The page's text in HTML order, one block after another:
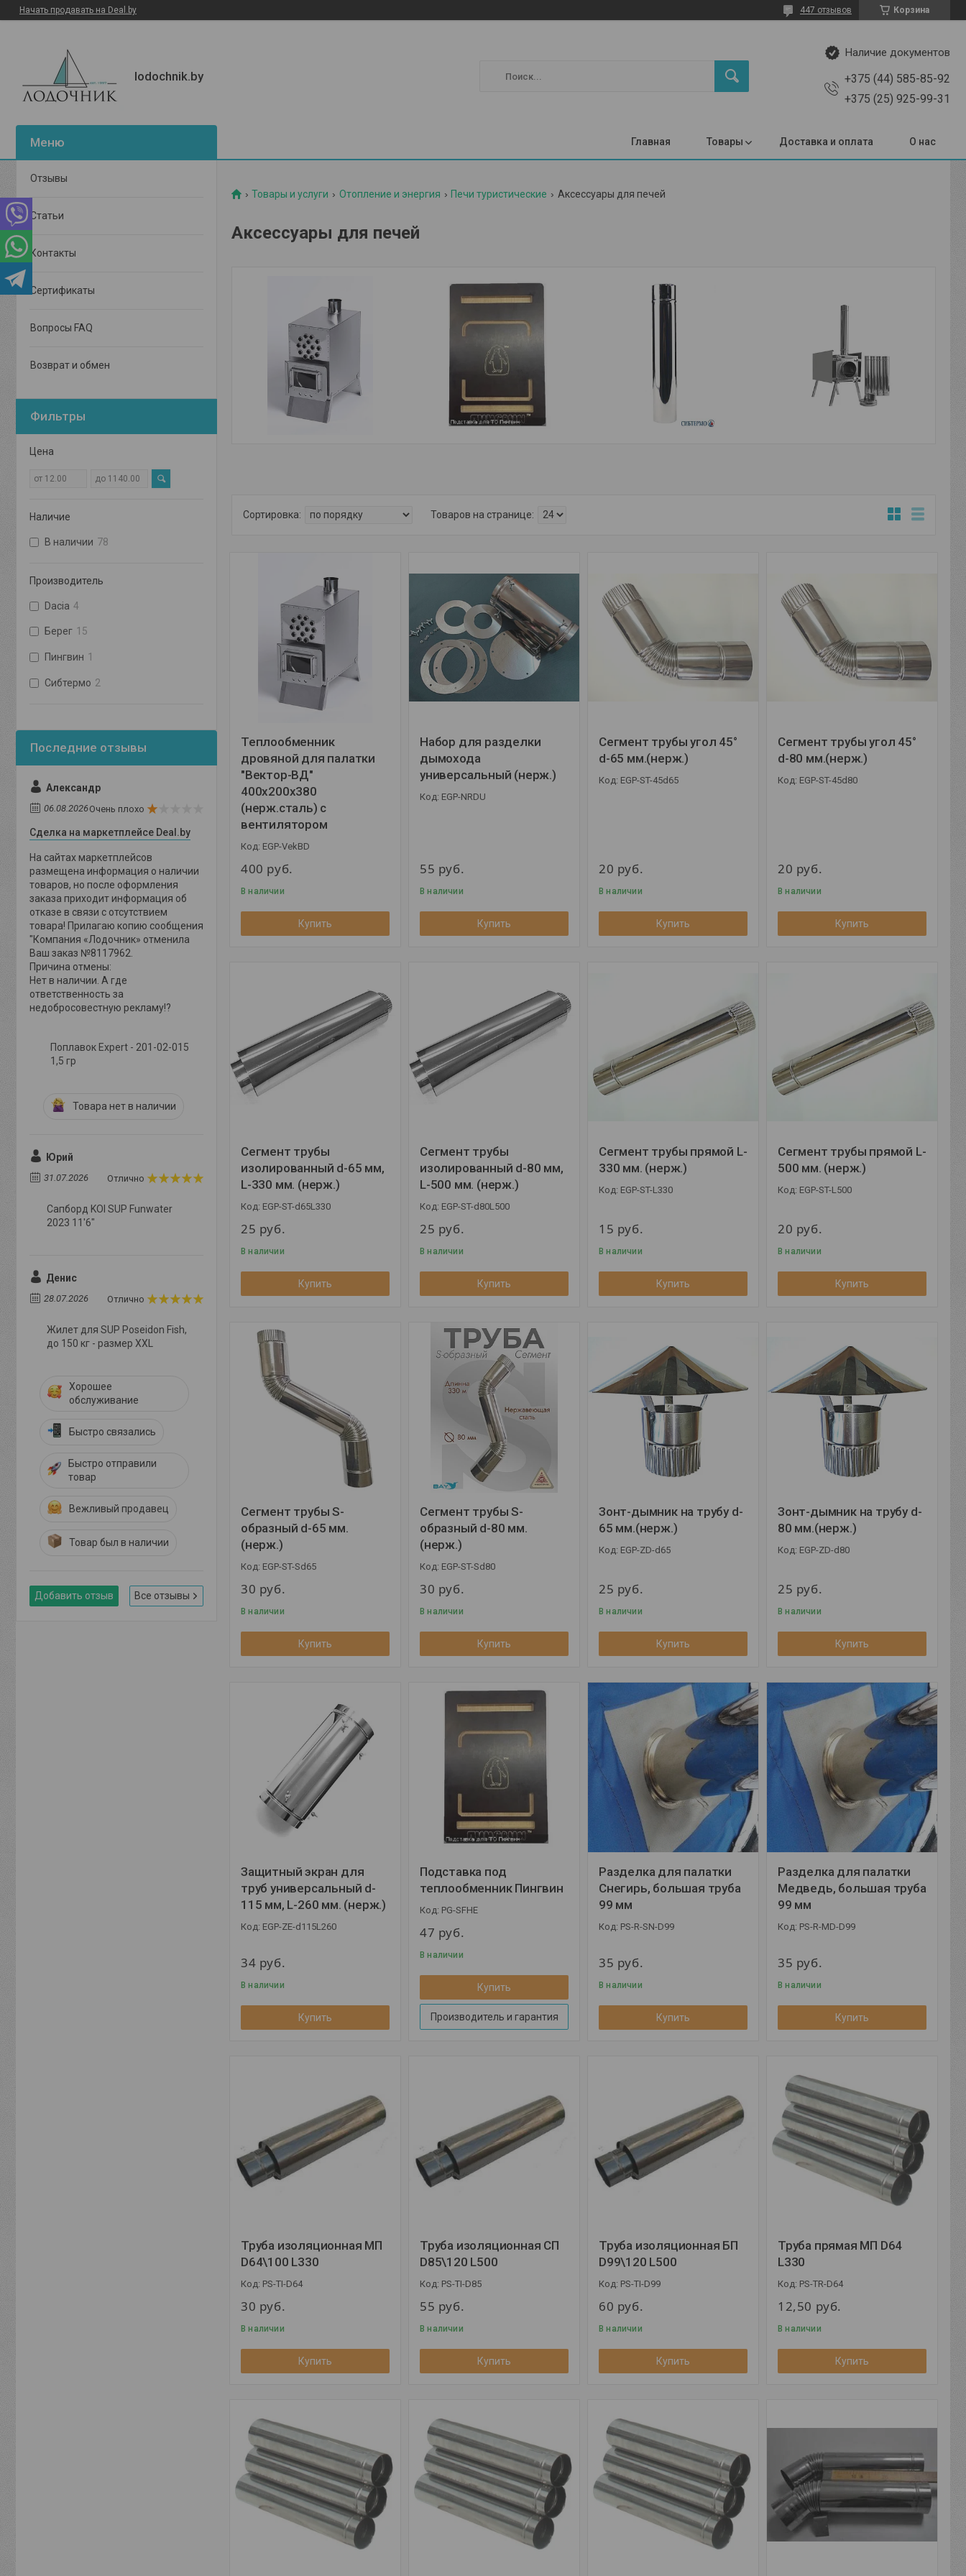
Начать продавать на Deal.by Корзина
447 отзывов
lodochnik.by
Наличие документов
+375 (44) 585-85-92
+375 (25) 925-99-31
Главная Товары Доставка и оплата О нас
Товары и услуги Отопление и энергия Печи туристические Аксессуары для печей
Аксессуары для печей
Теплообменник
дровяной для палатки
"Вектор-ВД"
400х200х380
(нерж.сталь) с
вентилятором
EGP-VekBD
400 руб.
В наличии
Купить
Набор для разделки
дымохода
универсальный (нерж.)
EGP-NRDU
55 руб.
В наличии
Купить
Сегмент трубы угол 45°
d-65 мм.(нерж.)
EGP-ST-45d65
20 руб.
В наличии
Купить
Сегмент трубы угол 45°
d-80 мм.(нерж.)
EGP-ST-45d80
20 руб.
В наличии
Купить
Сегмент трубы
изолированный d-65 мм,
L-330 мм. (нерж.)
EGP-ST-d65L330
25 руб.
В наличии
Купить
Сегмент трубы
изолированный d-80 мм,
L-500 мм. (нерж.)
EGP-ST-d80L500
25 руб.
В наличии
Купить
Сегмент трубы прямой L-
330 мм. (нерж.)
EGP-ST-L330
15 руб.
В наличии
Купить
Сегмент трубы прямой L-
500 мм. (нерж.)
EGP-ST-L500
20 руб.
В наличии
Купить
Сегмент трубы S-
образный d-65 мм.
(нерж.)
EGP-ST-Sd65
30 руб.
В наличии
Купить
Сегмент трубы S-
образный d-80 мм.
(нерж.)
EGP-ST-Sd80
30 руб.
В наличии
Купить
Зонт-дымник на трубу d-
65 мм.(нерж.)
EGP-ZD-d65
25 руб.
В наличии
Купить
Зонт-дымник на трубу d-
80 мм.(нерж.)
EGP-ZD-d80
25 руб.
В наличии
Купить
Защитный экран для
труб универсальный d-
115 мм, L-260 мм. (нерж.)
EGP-ZE-d115L260
34 руб.
В наличии
Купить
Подставка под
теплообменник Пингвин
PG-SFHE
47 руб.
В наличии
Купить
Производитель и гарантия
Разделка для палатки
Снегирь, большая труба
99 мм
PS-R-SN-D99
35 руб.
В наличии
Купить
Разделка для палатки
Медведь, большая труба
99 мм
PS-R-MD-D99
35 руб.
В наличии
Купить
Труба изоляционная МП
D64\100 L330
PS-TI-D64
30 руб.
В наличии
Купить
Труба изоляционная СП
D85\120 L500
PS-TI-D85
55 руб.
В наличии
Купить
Труба изоляционная БП
D99\120 L500
PS-TI-D99
60 руб.
В наличии
Купить
Труба прямая МП D64
L330
PS-TR-D64
12,50 руб.
В наличии
Купить
Отзывы
Статьи
Контакты
Сертификаты
Вопросы FAQ
Возврат и обмен
Фильтры
Цена
Наличие
В наличии 78
Производитель
Dacia 4
Берег 15
Пингвин 1
Сибтермо 2
Александр
06.08.2026Очень плохо
Сделка на маркетплейсе Deal.by
На сайтах маркетплейсов
размещена информация о наличии
товаров, но после оформления
заказа приходит информация об
отказе в связи с отсутствием
товара! Прилагаю копию сообщения
"Компания «Лодочник» отменила
Ваш заказ №8117962.
Причина отмены:
Нет в наличии. А где
ответственность за
недобросовестную рекламу!?
Поплавок Expert - 201-02-015
1,5 гр
Товара нет в наличии
Юрий
31.07.2026 Отлично
Сапборд KOI SUP Funwater
2023 11'6"
Денис
28.07.2026 Отлично
Жилет для SUP Poseidon Fish,
до 150 кг - размер XXL
Хорошее
обслуживание
Быстро связались
Быстро отправили
товар
Вежливый продавец
Товар был в наличии
Добавить отзыв Все отзывы